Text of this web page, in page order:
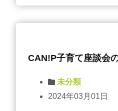
CAN!P子育て座談会
未分類
2024年03月01日